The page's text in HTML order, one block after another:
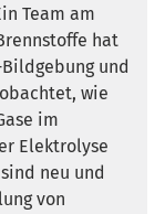
Team am
hat
und
wie
im
Elektrolyse
neu und
von